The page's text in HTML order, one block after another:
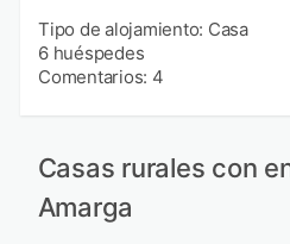
Tipo de alojamiento: Casa
6 huéspedes
Comentarios: 4
Casas rurales con
Amarga